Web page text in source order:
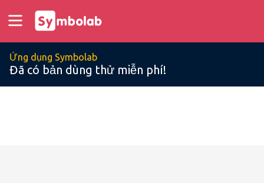
Ứng dụng Symbolab
Đã có bản dùng thử miễn phí!